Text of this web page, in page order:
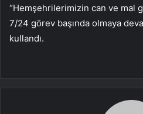
“Hemşehrilerimizin can ve mal
7/24 görev başında olmaya
kullandı.